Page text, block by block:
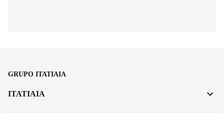
GRUPO ITATIAIA
ITATIAIA